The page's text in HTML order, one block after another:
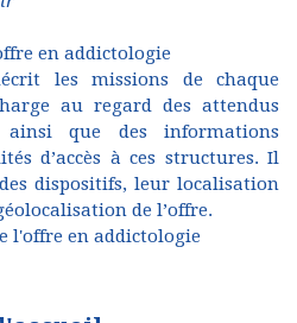
en addictologie
les missions de chaque
au regard des attendus
ainsi que des informations
d’accès à ces structures. Il
dispositifs, leur localisation
de l’offre.
l'offre en addictologie